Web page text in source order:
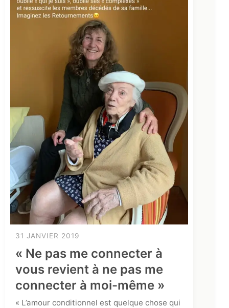
31 JANVIER 2019
« Ne pas me connecter à
vous revient à ne pas me
connecter à moi-même »
« L’amour conditionnel est quelque chose qui